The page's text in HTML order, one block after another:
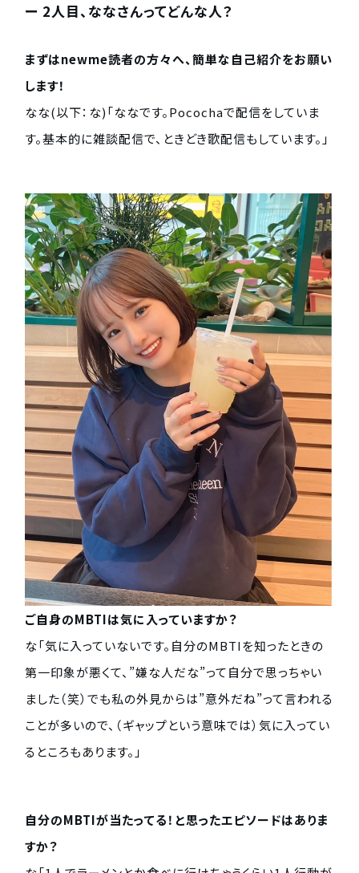
ー 2人目、ななさんってどんな人？
まずはnewme読者の方々へ、簡単な自己紹介をお願い
します！
なな(以下：な)「ななです。Pocochaで配信をしていま
す。基本的に雑談配信で、ときどき歌配信もしています。」
ご自身のMBTIは気に入っていますか？
な「気に入っていないです。自分のMBTIを知ったときの
第一印象が悪くて、”嫌な人だな”って自分で思っちゃい
ました（笑）でも私の外見からは”意外だね”って言われる
ことが多いので、（ギャップという意味では）気に入ってい
るところもあります。」
自分のMBTIが当たってる！と思ったエピソードはありま
すか？